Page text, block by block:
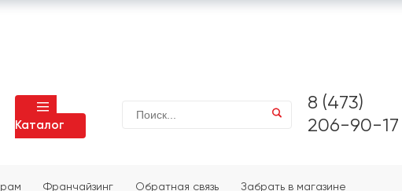
Каталог
8 (473)
206-90-17
Франчайзинг Обратная связь Забрать в магазине